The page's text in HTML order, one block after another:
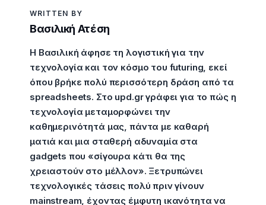
WRITTEN BY
Βασιλική Ατέση
Η Βασιλική άφησε τη λογιστική για την
τεχνολογία και τον κόσμο του futuring, εκεί
όπου βρήκε πολύ περισσότερη δράση από τα
spreadsheets. Στο upd.gr γράφει για το πώς η
τεχνολογία μεταμορφώνει την
καθημερινότητά μας, πάντα με καθαρή
ματιά και μια σταθερή αδυναμία στα
gadgets που «σίγουρα κάτι θα της
χρειαστούν στο μέλλον». Ξετρυπώνει
τεχνολογικές τάσεις πολύ πριν γίνουν
mainstream, έχοντας έμφυτη ικανότητα να